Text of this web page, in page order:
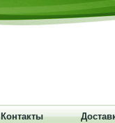
Контакты